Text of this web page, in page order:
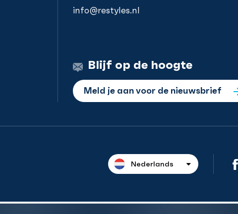
info@restyles.nl
Blijf op de hoogte
Meld je aan voor de nieuwsbrief
Nederlands